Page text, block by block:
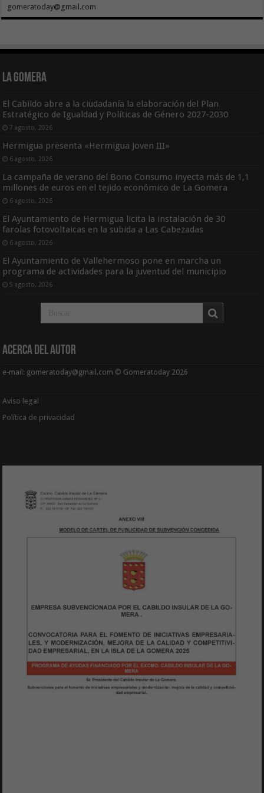
gomeratoday@gmail.com
La Gomera
El Cabildo abre a la ciudadanía la elaboración del Plan
Estratégico de Igualdad y Políticas de Género 2027-2030
7 agosto, 2026
Hermigua presenta «Hermigua Joven III»
6 agosto, 2026
La campaña de verano del Bono Consumo inyecta más de 1,1
millones de euros en el tejido económico de La Gomera
6 agosto, 2026
El Ayuntamiento de Hermigua licita la instalación de 30
farolas fotovoltaicas en la subida a Las Cabezadas
6 agosto, 2026
El Ayuntamiento de Vallehermoso pone en marcha un
programa de actividades para la juventud del municipio
5 agosto, 2026
Acerca del Autor
e-mail: gomeratoday@gmail.com © Gomeratoday 2026
Aviso legal
Política de privacidad